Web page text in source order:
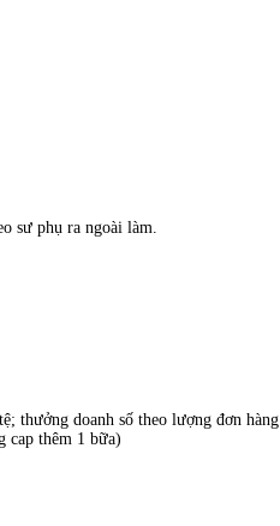
sư phụ ra ngoài làm.
thưởng doanh số theo lượng đơn hàng
cap thêm 1 bữa)